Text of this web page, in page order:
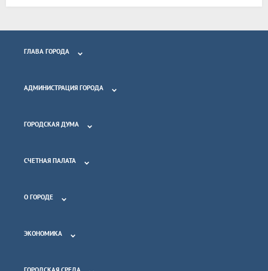
ГЛАВА ГОРОДА
АДМИНИСТРАЦИЯ ГОРОДА
ГОРОДСКАЯ ДУМА
СЧЕТНАЯ ПАЛАТА
О ГОРОДЕ
ЭКОНОМИКА